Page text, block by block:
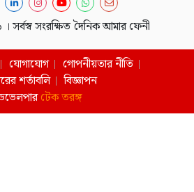
সর্বস্ব সংরক্ষিত দৈনিক আমার ফেনী
যোগাযোগ
গোপনীয়তার নীতি
শর্তাবলি
বিজ্ঞাপন
টেক তরঙ্গ